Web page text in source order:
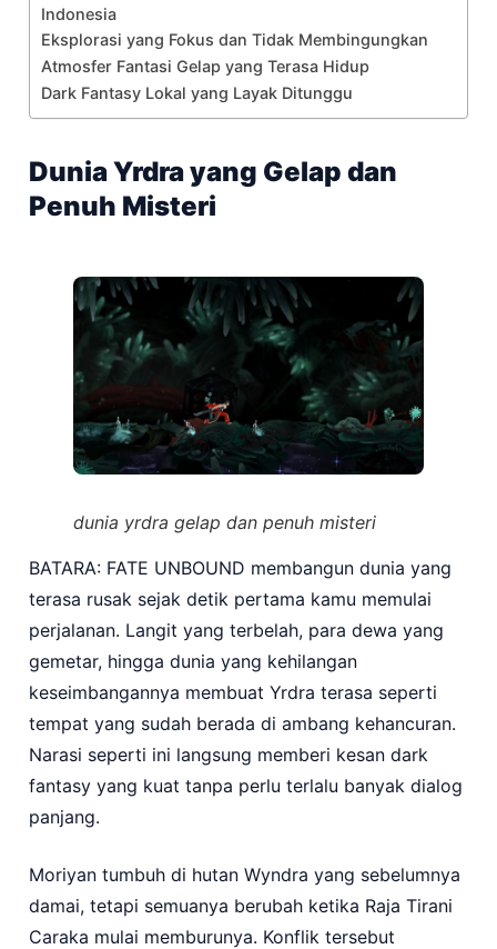
Indonesia
Eksplorasi yang Fokus dan Tidak Membingungkan
Atmosfer Fantasi Gelap yang Terasa Hidup
Dark Fantasy Lokal yang Layak Ditunggu
Dunia Yrdra yang Gelap dan
Penuh Misteri
dunia yrdra gelap dan penuh misteri
BATARA: FATE UNBOUND membangun dunia yang
terasa rusak sejak detik pertama kamu memulai
perjalanan. Langit yang terbelah, para dewa yang
gemetar, hingga dunia yang kehilangan
keseimbangannya membuat Yrdra terasa seperti
tempat yang sudah berada di ambang kehancuran.
Narasi seperti ini langsung memberi kesan dark
fantasy yang kuat tanpa perlu terlalu banyak dialog
panjang.
Moriyan tumbuh di hutan Wyndra yang sebelumnya
damai, tetapi semuanya berubah ketika Raja Tirani
Caraka mulai memburunya. Konflik tersebut